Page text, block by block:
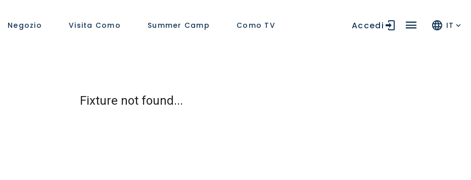
Negozio Visita Como Summer Camp Como TV Accedi IT
Fixture not found...